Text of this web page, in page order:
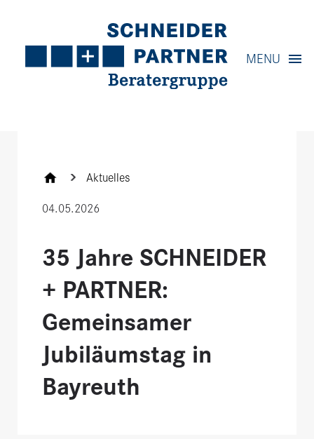
Content MENU
Aktuelles
04.05.2026
35 Jahre SCHNEIDER
+ PARTNER:
Gemeinsamer
Jubiläumstag in
Bayreuth